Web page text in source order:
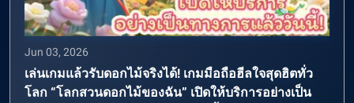
Jun 03, 2026
เล่นเกมแล้วรับดอกไม้จริงได้! เกมมือถือฮีลใจสุดฮิตทั่ว
โลก “โลกสวนดอกไม้ของฉัน” เปิดให้บริการอย่างเป็น